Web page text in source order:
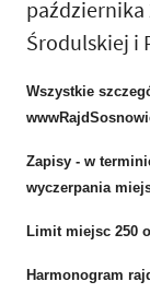
października
Środulskiej i
Wszystkie
Zapisy - w
wyczerpania
Limit miejsc 250
Harmonogram